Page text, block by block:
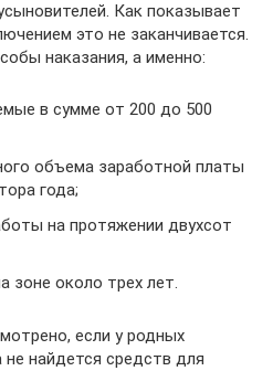
Как показывает
это не заканчивается.
наказания, а именно:
в сумме от 200 до 500
объема заработной платы
года;
на протяжении двухсот
зоне около трех лет.
если у родных
не найдется средств для